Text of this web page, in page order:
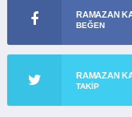
RAMAZAN
BEĞEN
RAMAZAN
TAKIP